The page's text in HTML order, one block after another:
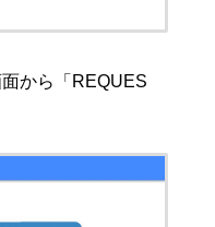
から「REQUES